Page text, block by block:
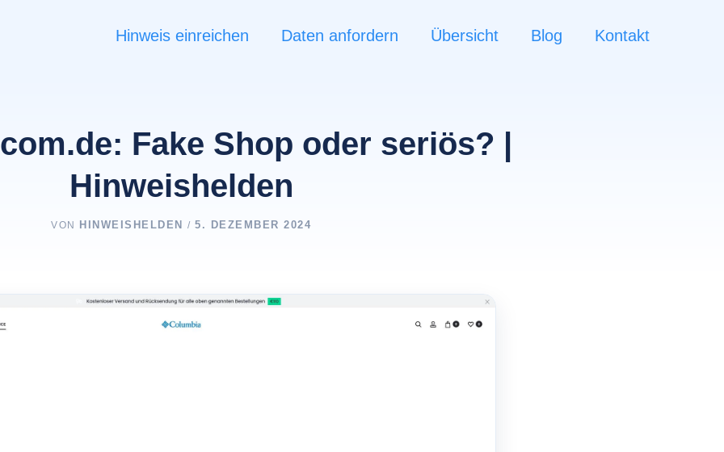
Hinweis einreichen Daten anfordern Übersicht Blog Kontakt
Fake Shop oder seriös? |
Hinweishelden
VON HINWEISHELDEN / 5. DEZEMBER 2024